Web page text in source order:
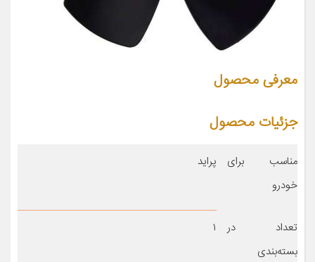
معرفی محصول
جزئیات محصول
مناسب برای
خودرو
پراید
تعداد در
بسته‌بندی
۱